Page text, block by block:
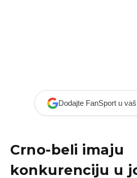
Dodajte FanSport u
Crno-beli imaju
konkurenciju u